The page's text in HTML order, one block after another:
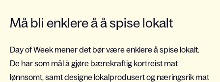
Må bli enklere å å spise lokalt
Day of Week mener det bør være enklere å spise lokalt.
De har som mål å gjøre bærekraftig kortreist mat
lønnsomt, samt designe lokalprodusert og næringsrik mat